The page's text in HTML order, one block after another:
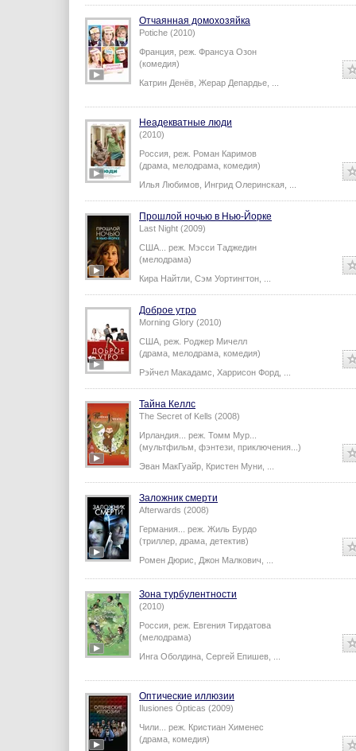
Отчаянная домохозяйка
Potiche (2010)
Франция, реж. Франсуа Озон
(комедия)
Катрин Денёв Жерар Депардье
Неадекватные люди
(2010)
Россия, реж. Роман Каримов
(драма, мелодрама, комедия)
Илья Любимов Ингрид Олеринская
Прошлой ночью в Нью-Йорке
Last Night (2009)
США... реж. Мэсси Таджедин
(мелодрама)
Кира Найтли Сэм Уортингтон
Доброе утро
Morning Glory (2010)
США, реж. Роджер Мичелл
(драма, мелодрама, комедия)
Рэйчел Макадамс Харрисон Форд
Тайна Келлс
The Secret of Kells (2008)
Ирландия... реж. Томм Мур
(мультфильм, фэнтези, приключения...)
Эван МакГуайр Кристен Муни
Заложник смерти
Afterwards (2008)
Германия... реж. Жиль Бурдо
(триллер, драма, детектив)
Ромен Дюрис
Джон Малкович
Зона турбулентности
(2010)
Россия, реж. Евгения Тирдатова
(мелодрама)
Инга Оболдина Сергей Епишев
Оптические иллюзии
Ilusiones Ópticas (2009)
Чили... реж. Кристиан Хименес
(драма, комедия)